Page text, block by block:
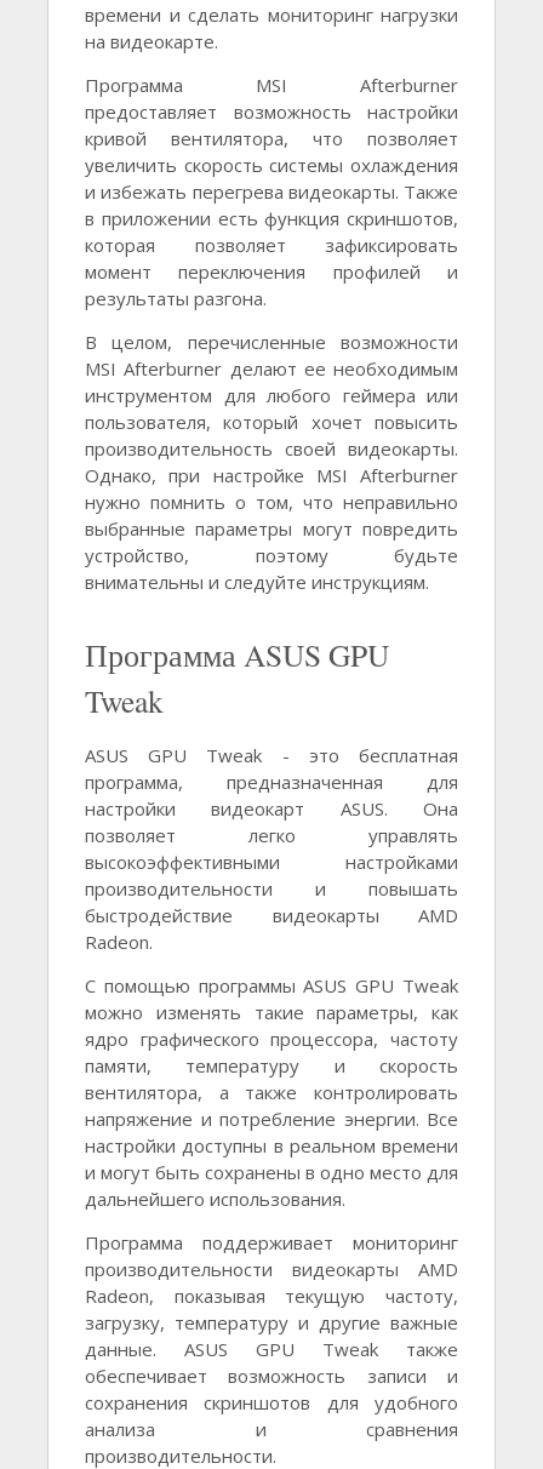
времени и сделать мониторинг нагрузки
на видеокарте.
Программа MSI Afterburner
предоставляет возможность настройки
кривой вентилятора, что позволяет
увеличить скорость системы охлаждения
и избежать перегрева видеокарты. Также
в приложении есть функция скриншотов,
которая позволяет зафиксировать
момент переключения профилей и
результаты разгона.
В целом, перечисленные возможности
MSI Afterburner делают ее необходимым
инструментом для любого геймера или
пользователя, который хочет повысить
производительность своей видеокарты.
Однако, при настройке MSI Afterburner
нужно помнить о том, что неправильно
выбранные параметры могут повредить
устройство, поэтому будьте
внимательны и следуйте инструкциям.
Программа ASUS GPU
Tweak
ASUS GPU Tweak - это бесплатная
программа, предназначенная для
настройки видеокарт ASUS. Она
позволяет легко управлять
высокоэффективными настройками
производительности и повышать
быстродействие видеокарты AMD
Radeon.
С помощью программы ASUS GPU Tweak
можно изменять такие параметры, как
ядро графического процессора, частоту
памяти, температуру и скорость
вентилятора, а также контролировать
напряжение и потребление энергии. Все
настройки доступны в реальном времени
и могут быть сохранены в одно место для
дальнейшего использования.
Программа поддерживает мониторинг
производительности видеокарты AMD
Radeon, показывая текущую частоту,
загрузку, температуру и другие важные
данные. ASUS GPU Tweak также
обеспечивает возможность записи и
сохранения скриншотов для удобного
анализа и сравнения
производительности.